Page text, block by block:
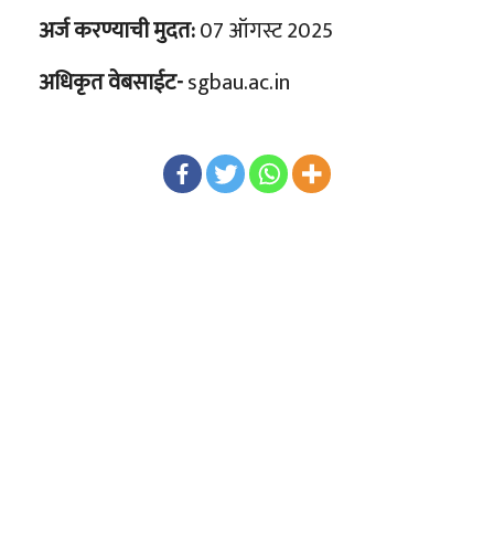
अर्ज करण्याची मुदत:07 ऑगस्ट 2025
अधिकृत वेबसाईट-sgbau.ac.in